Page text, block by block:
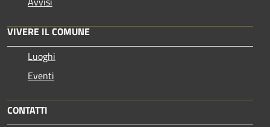
VIVERE IL COMUNE
Luoghi
Eventi
CONTATTI